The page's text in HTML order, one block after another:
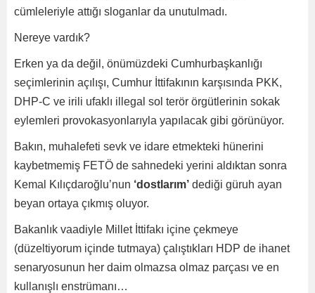
cümleleriyle attığı sloganlar da unutulmadı.
Nereye vardık?
Erken ya da değil, önümüzdeki Cumhurbaşkanlığı
seçimlerinin açılışı, Cumhur İttifakının karşısında PKK,
DHP-C ve irili ufaklı illegal sol terör örgütlerinin sokak
eylemleri provokasyonlarıyla yapılacak gibi görünüyor.
Bakın, muhalefeti sevk ve idare etmekteki hünerini
kaybetmemiş FETÖ de sahnedeki yerini aldıktan sonra
Kemal Kılıçdaroğlu’nun ‘dostlarım’ dediği güruh ayan
beyan ortaya çıkmış oluyor.
Bakanlık vaadiyle Millet İttifakı içine çekmeye
(düzeltiyorum içinde tutmaya) çalıştıkları HDP de ihanet
senaryosunun her daim olmazsa olmaz parçası ve en
kullanışlı enstrümanı…